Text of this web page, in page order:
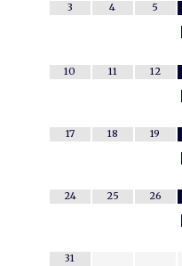
3 4 5
10 11 12
17 18 19
24 25 26
31